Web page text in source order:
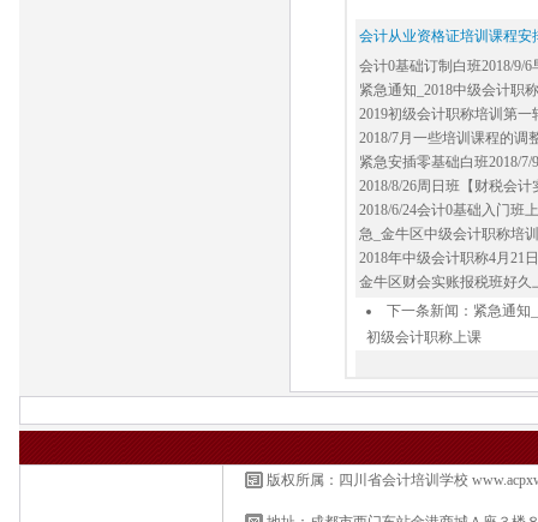
会计从业资格证培训课程安
会计0基础订制白班2018/9/
心_营门口会计培训中心
紧急通知_2018中级会计职
路附近会计培训班|哪家好|
2019初级会计职称培训第
附近会计初级实务培训白天
2018/7月一些培训课程的调
场附近会计培训中心
紧急安插零基础白班2018/
培训 零基础无经验的入门班
2018/8/26周日班【财税会
班无经验零基础财税实操_
2018/6/24会计0基础入门班
门抚琴西路会计培训班
急_金牛区中级会计职称培
口中级会计职称培训班
2018年中级会计职称4月21
称好久上课啊?还推荐几份
金牛区财会实账报税班好久
培训班在哪里_手工实账学
下一条新闻： 紧急通知
初级会计职称上课
版权所属：四川省会计培训学校